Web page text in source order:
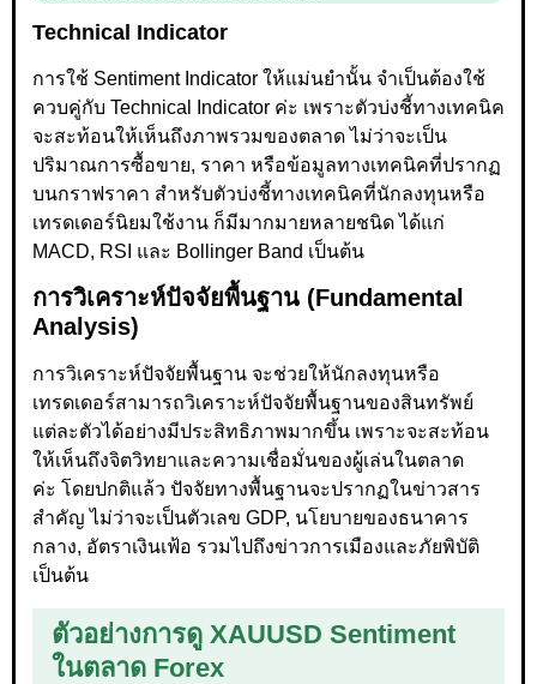
Technical Indicator
การใช้ Sentiment Indicator ให้แม่นยำนั้น จำเป็นต้องใช้
ควบคู่กับ Technical Indicator ค่ะ เพราะตัวบ่งชี้ทางเทคนิค
จะสะท้อนให้เห็นถึงภาพรวมของตลาด ไม่ว่าจะเป็น
ปริมาณการซื้อขาย, ราคา หรือข้อมูลทางเทคนิคที่ปรากฏ
บนกราฟราคา สำหรับตัวบ่งชี้ทางเทคนิคที่นักลงทุนหรือ
เทรดเดอร์นิยมใช้งาน ก็มีมากมายหลายชนิด ได้แก่
MACD, RSI และ Bollinger Band เป็นต้น
การวิเคราะห์ปัจจัยพื้นฐาน (Fundamental
Analysis)
การวิเคราะห์ปัจจัยพื้นฐาน จะช่วยให้นักลงทุนหรือ
เทรดเดอร์สามารถวิเคราะห์ปัจจัยพื้นฐานของสินทรัพย์
แต่ละตัวได้อย่างมีประสิทธิภาพมากขึ้น เพราะจะสะท้อน
ให้เห็นถึงจิตวิทยาและความเชื่อมั่นของผู้เล่นในตลาด
ค่ะ โดยปกติแล้ว ปัจจัยทางพื้นฐานจะปรากฏในข่าวสาร
สำคัญ ไม่ว่าจะเป็นตัวเลข GDP, นโยบายของธนาคาร
กลาง, อัตราเงินเฟ้อ รวมไปถึงข่าวการเมืองและภัยพิบัติ
เป็นต้น
ตัวอย่างการดู XAUUSD Sentiment
ในตลาด Forex